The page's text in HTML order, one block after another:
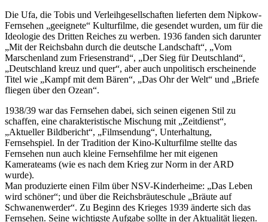
Die Ufa, die Tobis und Verleihgesellschaften lieferten dem Nipkow-
Fernsehen
geeignete
Kulturfilme, die gesendet wurden, um für die
Ideologie des Dritten Reiches zu werben. 1936 fanden sich darunter
Mit der Reichsbahn durch die deutsche Landschaft ,
Vom
Marschenland zum Friesenstrand , Der Sieg für Deutschland ,
Deutschland kreuz und quer , aber auch unpolitisch erscheinende
Titel wie
Kampf mit dem Bären , Das Ohr der Welt und
Briefe
fliegen über den Ozean .
1938/39 war das Fernsehen dabei, sich seinen eigenen Stil zu
schaffen, eine charakteristische Mischung mit
Zeitdienst ,
Aktueller Bildbericht , Filmsendung , Unterhaltung,
Fernsehspiel. In der Tradition der Kino-Kulturfilme stellte das
Fernsehen nun auch kleine Fernsehfilme her mit eigenen
Kamerateams (wie es nach dem Krieg zur Norm in der ARD
wurde).
Man produzierte einen Film über NSV-Kinderheime:
Das Leben
wird schöner ; und über die Reichsbräuteschule
Bräute auf
Schwanenwerder . Zu Beginn des Krieges 1939 änderte sich das
Fernsehen. Seine wichtigste Aufgabe sollte in der Aktualität liegen.